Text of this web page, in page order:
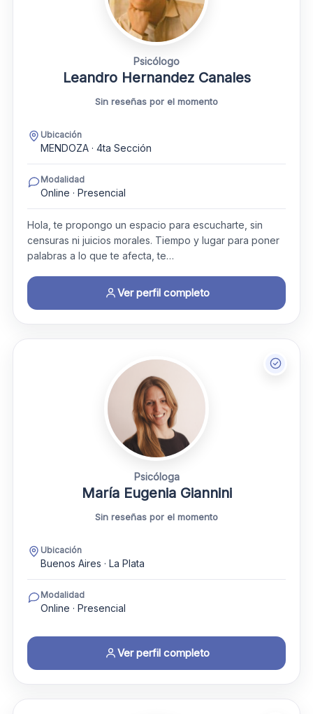
Psicólogo
Leandro Hernandez Canales
Sin reseñas por el momento
Ubicación
MENDOZA · 4ta Sección
Modalidad
Online · Presencial
Hola, te propongo un espacio para escucharte, sin
censuras ni juicios morales. Tiempo y lugar para poner
palabras a lo que te afecta, te…
Ver perfil completo
Psicóloga
María Eugenia Giannini
Sin reseñas por el momento
Ubicación
Buenos Aires · La Plata
Modalidad
Online · Presencial
Ver perfil completo